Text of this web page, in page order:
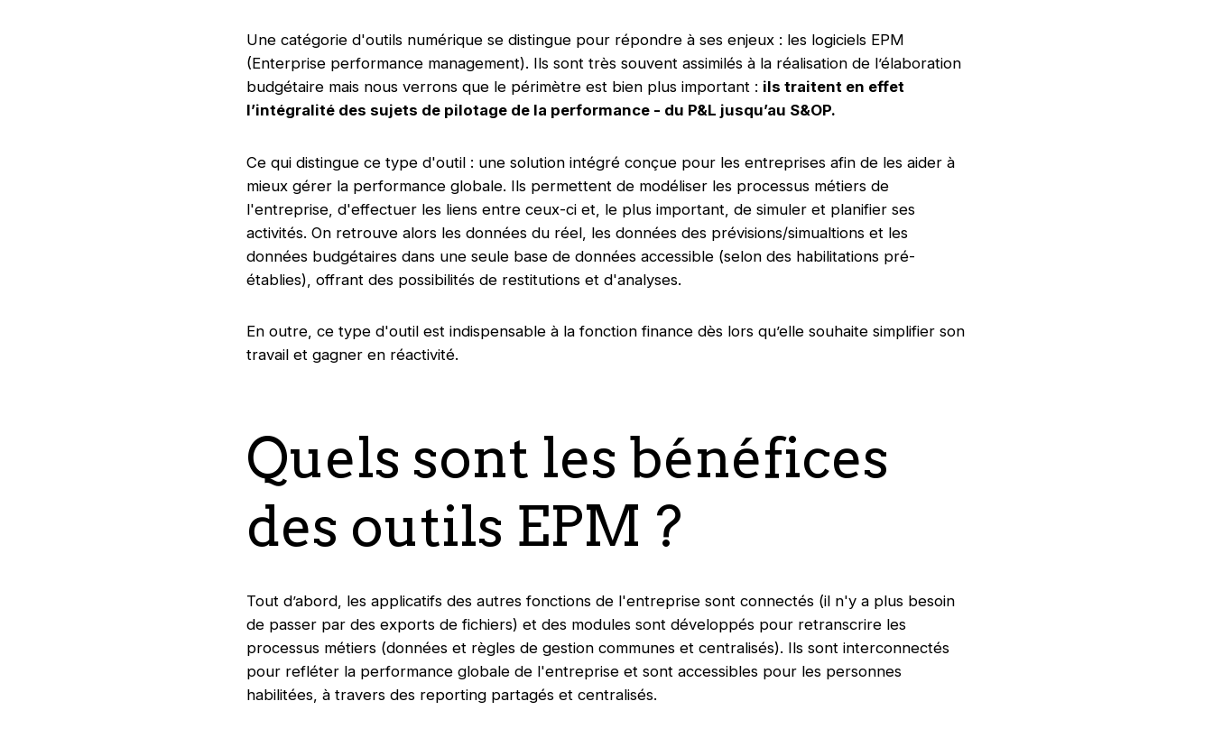
Une catégorie d'outils numérique se distingue pour répondre à ses enjeux : les logiciels EPM
(Enterprise performance management). Ils sont très souvent assimilés à la réalisation de l’élaboration
budgétaire mais nous verrons que le périmètre est bien plus important : ils traitent en effet
l’intégralité des sujets de pilotage de la performance - du P&L jusqu’au S&OP.
Ce qui distingue ce type d'outil : une solution intégré conçue pour les entreprises afin de les aider à
mieux gérer la performance globale. Ils permettent de modéliser les processus métiers de
l'entreprise, d'effectuer les liens entre ceux-ci et, le plus important, de simuler et planifier ses
activités. On retrouve alors les données du réel, les données des prévisions/simualtions et les
données budgétaires dans une seule base de données accessible (selon des habilitations pré-
établies), offrant des possibilités de restitutions et d'analyses.
En outre, ce type d'outil est indispensable à la fonction finance dès lors qu’elle souhaite simplifier son
travail et gagner en réactivité.
Quels sont les bénéfices
des outils EPM ?
Tout d’abord, les applicatifs des autres fonctions de l'entreprise sont connectés (il n'y a plus besoin
de passer par des exports de fichiers) et des modules sont développés pour retranscrire les
processus métiers (données et règles de gestion communes et centralisés). Ils sont interconnectés
pour refléter la performance globale de l'entreprise et sont accessibles pour les personnes
habilitées, à travers des reporting partagés et centralisés.